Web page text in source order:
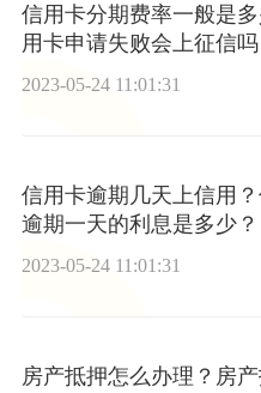
信用卡分期费率一般是
用卡申请失败会上征信吗
2023-05-24 11:01:31
信用卡逾期几天上信用
逾期一天的利息是多少？
2023-05-24 11:01:31
房产抵押怎么办理？房